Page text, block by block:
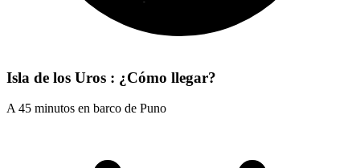
Isla de los Uros : ¿Cómo llegar?
A 45 minutos en barco de Puno